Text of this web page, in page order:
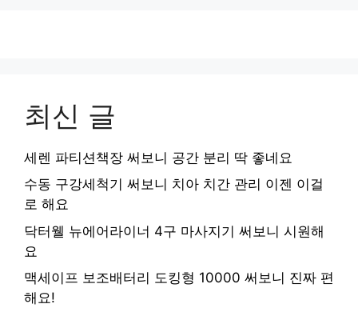
최신 글
세렌 파티션책장 써보니 공간 분리 딱 좋네요
수동 구강세척기 써보니 치아 치간 관리 이젠 이걸
로 해요
닥터웰 뉴에어라이너 4구 마사지기 써보니 시원해
요
맥세이프 보조배터리 도킹형 10000 써보니 진짜 편
해요!